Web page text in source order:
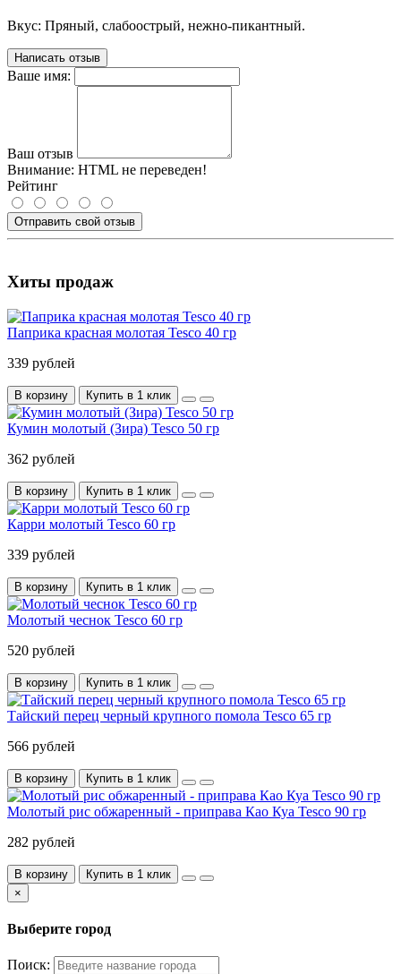
Вкус: Пряный, слабоострый, нежно-пикантный.
Написать отзыв
Ваше имя:
Ваш отзыв
Внимание: HTML не переведен!
Рейтинг
Отправить свой отзыв
Хиты продаж
Паприка красная молотая Tesco 40 гр
339 рублей
В корзину Купить в 1 клик
Кумин молотый (Зира) Tesco 50 гр
362 рублей
В корзину Купить в 1 клик
Карри молотый Tesco 60 гр
339 рублей
В корзину Купить в 1 клик
Молотый чеснок Tesco 60 гр
520 рублей
В корзину Купить в 1 клик
Тайский перец черный крупного помола Tesco 65 гр
566 рублей
В корзину Купить в 1 клик
Молотый рис обжаренный - приправа Као Куа Tesco 90 гр
282 рублей
В корзину
Купить в 1 клик
×
Выберите город
Поиск: